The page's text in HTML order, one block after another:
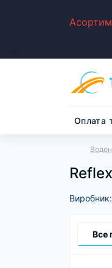
Оплата
Виробник:
Все